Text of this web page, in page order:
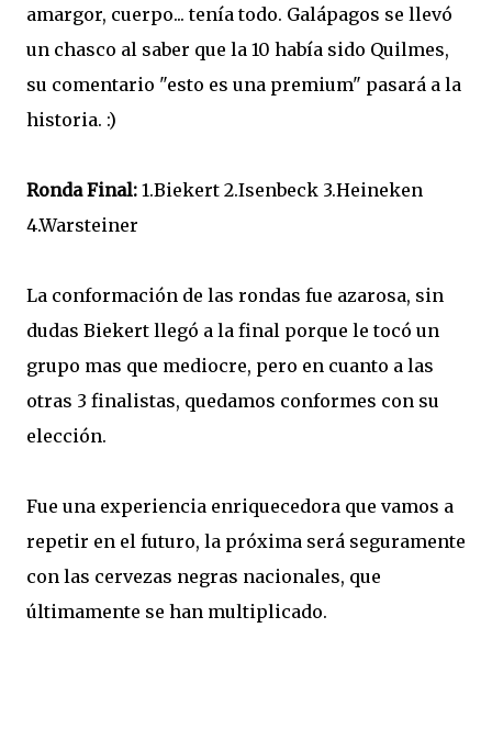
amargor, cuerpo... tenía todo. Galápagos se llevó
un chasco al saber que la 10 había sido Quilmes,
su comentario "esto es una premium" pasará a la
historia. :)
Ronda Final: 1.Biekert 2.Isenbeck 3.Heineken
4.Warsteiner
La conformación de las rondas fue azarosa, sin
dudas Biekert llegó a la final porque le tocó un
grupo mas que mediocre, pero en cuanto a las
otras 3 finalistas, quedamos conformes con su
elección.
Fue una experiencia enriquecedora que vamos a
repetir en el futuro, la próxima será seguramente
con las cervezas negras nacionales, que
últimamente se han multiplicado.